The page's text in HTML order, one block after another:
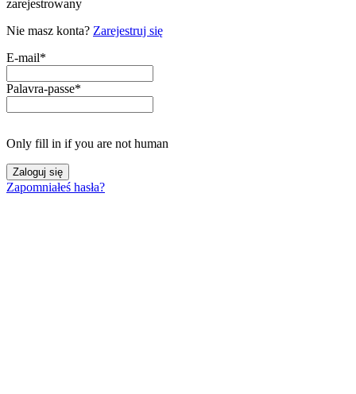
zarejestrowany
Nie masz konta? Zarejestruj się
E-mail*
Palavra-passe*
Only fill in if you are not human
Zapomniałeś hasła?